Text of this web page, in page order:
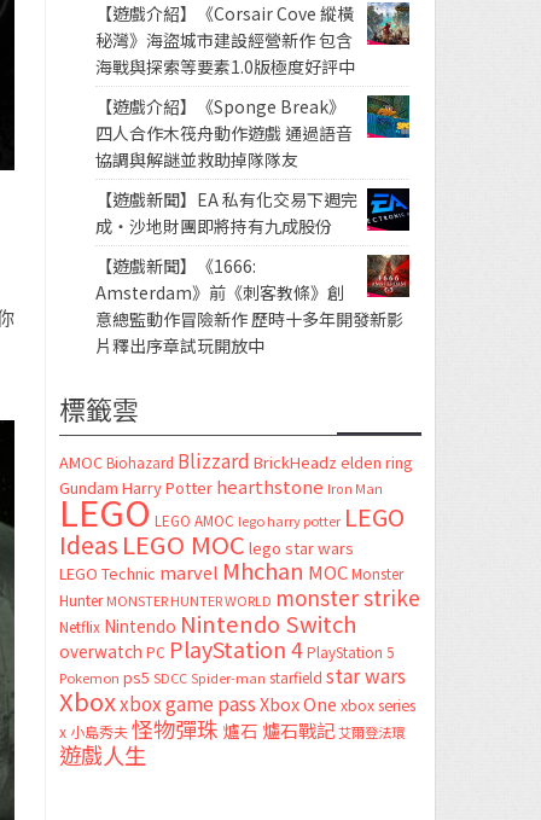
【遊戲介紹】《Corsair Cove 縱橫
秘灣》海盜城市建設經營新作 包含
海戰與探索等要素1.0版極度好評中
【遊戲介紹】《Sponge Break》
四人合作木筏舟動作遊戲 通過語音
協調與解謎並救助掉隊隊友
【遊戲新聞】EA 私有化交易下週完
成・沙地財團即將持有九成股份
【遊戲新聞】《1666:
Amsterdam》前《刺客教條》創
意總監動作冒險新作 歷時十多年開發新影
片釋出序章試玩開放中
標籤雲
AMOC Biohazard Blizzard BrickHeadz elden ring
Gundam Harry Potter hearthstone Iron Man
LEGO LEGO AMOC lego harry potter LEGO
Ideas LEGO MOC lego star wars
LEGO Technic marvel Mhchan MOC Monster
Hunter MONSTER HUNTER WORLD monster strike
Netflix Nintendo Nintendo Switch
overwatch PC PlayStation 4 PlayStation 5
Pokemon ps5 SDCC Spider-man starfield star wars
Xboxxbox game passXbox One xbox series
x 小島秀夫怪物彈珠 爐石 爐石戰記艾爾登法環
遊戲人生